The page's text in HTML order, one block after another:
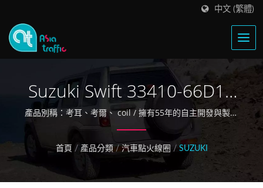
中文 (繁體)
Suzuki Swift 33410-66D10
點火線圈
產品別稱：考耳、考爾、 coil / 擁有55年的自主開發與製造
的經驗
首頁 / 產品分類 / 汽車點火線圈 / SUZUKI